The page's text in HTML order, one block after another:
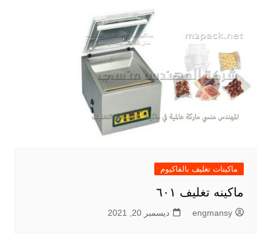
ماكينات تغليف بالفاكيوم
ماكينه تغليف ٦٠١
engmansy ديسمبر 20, 2021